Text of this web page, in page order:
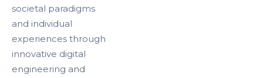
societal paradigms
and individual
experiences through
innovative digital
engineering and